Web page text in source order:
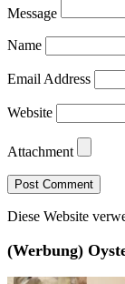
Message
Name
Email Address
Website
Attachment
Diese Website
(Werbung)